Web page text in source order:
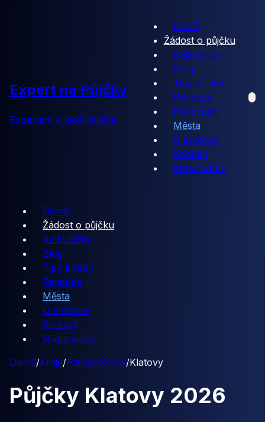
Expert na Půjčky
Expertem k lepší půjčce
Domů
Žádost o půjčku
Kalkulačka
Blog
Tipy a rady
Recenze
Porovnání
Města
O autorovi
Kontakt
Mapa webu
Domů
Žádost o půjčku
Kalkulačka
Blog
Tipy a rady
Recenze
Města
O autorovi
Kontakt
Mapa webu
Domů/Kraje/Plzeňský kraj/Klatovy
Půjčky Klatovy 2026